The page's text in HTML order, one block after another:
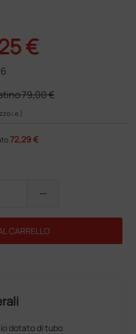
€
79,00 €
i.e.)
72,29 €
remove
CARRELLO
dotato di tubo